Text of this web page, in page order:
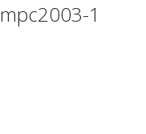
mpc2003-1